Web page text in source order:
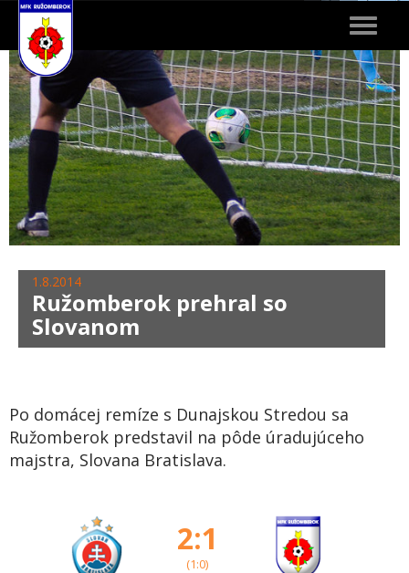
Toggle
1.8.2014
Ružomberok prehral so
Slovanom
Po domácej remíze s Dunajskou Stredou sa
Ružomberok predstavil na pôde úradujúceho
majstra, Slovana Bratislava.
2:1
(1:0)